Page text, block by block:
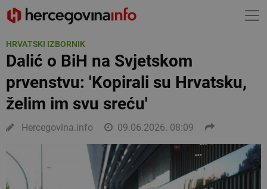
HRVATSKI IZBORNIK
Dalić o BiH na Svjetskom
prvenstvu: 'Kopirali su Hrvatsku,
želim im svu sreću'
Hercegovina.info 09.06.2026. 08:09